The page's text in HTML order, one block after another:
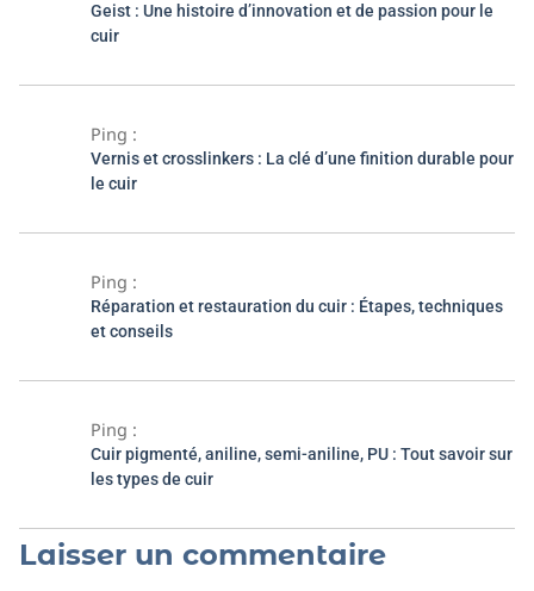
Geist : Une histoire d’innovation et de passion pour le
cuir
Ping :
Vernis et crosslinkers : La clé d’une finition durable pour
le cuir
Ping :
Réparation et restauration du cuir : Étapes, techniques
et conseils
Ping :
Cuir pigmenté, aniline, semi-aniline, PU : Tout savoir sur
les types de cuir
Laisser un commentaire